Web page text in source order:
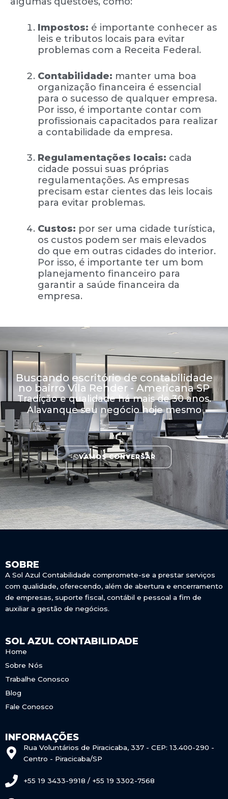
Impostos: é importante conhecer as
leis e tributos locais para evitar
problemas com a Receita Federal.
Contabilidade: manter uma boa
organização financeira é essencial
para o sucesso de qualquer empresa.
Por isso, é importante contar com
profissionais capacitados para realizar
a contabilidade da empresa.
Regulamentações locais: cada
cidade possui suas próprias
regulamentações. As empresas
precisam estar cientes das leis locais
para evitar problemas.
Custos: por ser uma cidade turística,
os custos podem ser mais elevados
do que em outras cidades do interior.
Por isso, é importante ter um bom
planejamento financeiro para
garantir a saúde financeira da
empresa.
Buscando escritório de contabilidade
no bairro Vila Rehder - Americana SP
Tradição e qualidade há mais de 30 anos.
Alavanque seu negócio hoje mesmo
VAMOS CONVERSAR
SOBRE
A Sol Azul Contabilidade compromete-se a prestar serviços
com qualidade, oferecendo, além de abertura e encerramento
de empresas, suporte fiscal, contábil e pessoal a fim de
auxiliar a gestão de negócios.
SOL AZUL CONTABILIDADE
Home
Sobre Nós
Trabalhe Conosco
Blog
Fale Conosco
INFORMAÇÕES
Rua Voluntários de Piracicaba, 337 - CEP: 13.400-290 -
Centro - Piracicaba/SP
+55 19 3433-9918 / +55 19 3302-7568